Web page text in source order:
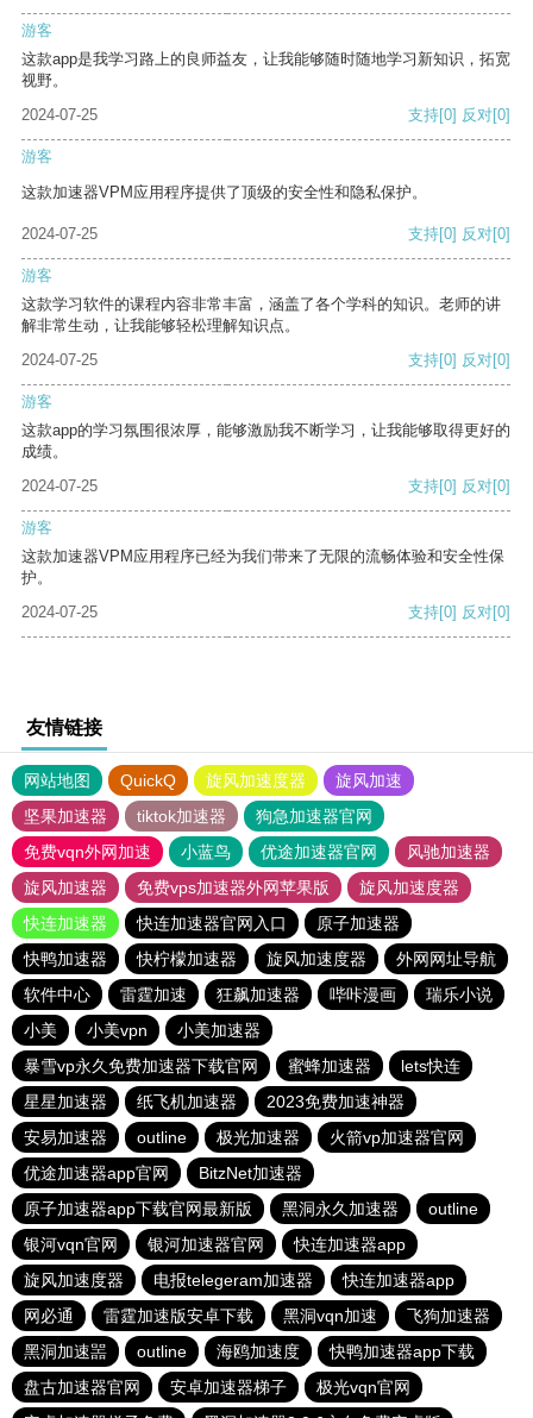
游客
这款app是我学习路上的良师益友，让我能够随时随地学习新知识，拓宽
视野。
2024-07-25
支持[0] 反对[0]
游客
这款加速器VPM应用程序提供了顶级的安全性和隐私保护。
2024-07-25 支持[0] 反对[0]
游客
这款学习软件的课程内容非常丰富，涵盖了各个学科的知识。老师的讲
解非常生动，让我能够轻松理解知识点。
2024-07-25
支持[0] 反对[0]
游客
这款app的学习氛围很浓厚，能够激励我不断学习，让我能够取得更好的
成绩。
2024-07-25
支持[0] 反对[0]
游客
这款加速器VPM应用程序已经为我们带来了无限的流畅体验和安全性保
护。
2024-07-25
支持[0] 反对[0]
友情链接
网站地图 QuickQ 旋风加速度器
旋风加速
坚果加速器
tiktok加速器
狗急加速器官网
免费vqn外网加速
小蓝鸟 优途加速器官网
风驰加速器
旋风加速器
免费vps加速器外网苹果版
旋风加速度器
快连加速器
快连加速器官网入口
原子加速器
快鸭加速器
快柠檬加速器 旋风加速度器
外网网址导航
软件中心
雷霆加速 狂飙加速器 哔咔漫画
瑞乐小说
小美
小美vpn
小美加速器
暴雪vp永久免费加速器下载官网
蜜蜂加速器
lets快连
星星加速器
纸飞机加速器
2023免费加速神器
安易加速器
outline 极光加速器
火箭vp加速器官网
优途加速器app官网
BitzNet加速器
原子加速器app下载官网最新版
黑洞永久加速器
outline
银河vqn官网
银河加速器官网
快连加速器app
旋风加速度器
电报telegeram加速器
快连加速器app
网必通
雷霆加速版安卓下载 黑洞vqn加速
飞狗加速器
黑洞加速噐
outline 海鸥加速度
快鸭加速器app下载
盘古加速器官网
安卓加速器梯子
极光vqn官网